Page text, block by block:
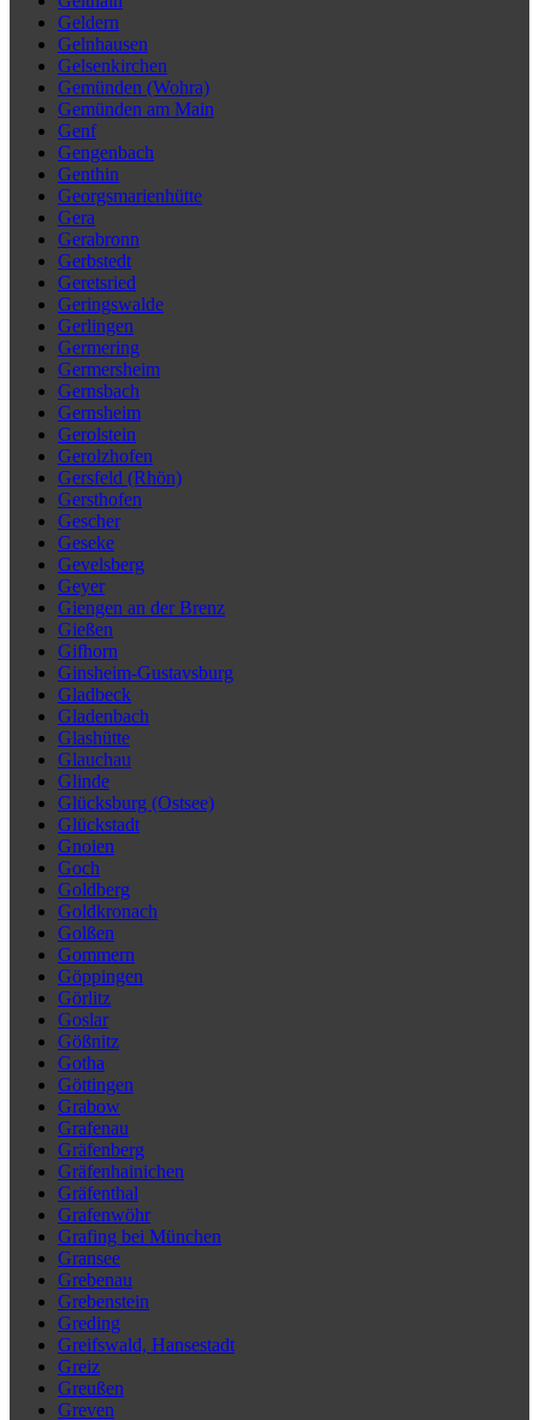
Geldern
Gelnhausen
Gelsenkirchen
Gemünden (Wohra)
Gemünden am Main
Genf
Gengenbach
Genthin
Georgsmarienhütte
Gera
Gerabronn
Gerbstedt
Geretsried
Geringswalde
Gerlingen
Germering
Germersheim
Gernsbach
Gernsheim
Gerolstein
Gerolzhofen
Gersfeld (Rhön)
Gersthofen
Gescher
Geseke
Gevelsberg
Geyer
Giengen an der Brenz
Gießen
Gifhorn
Ginsheim-Gustavsburg
Gladbeck
Gladenbach
Glashütte
Glauchau
Glinde
Glücksburg (Ostsee)
Glückstadt
Gnoien
Goch
Goldberg
Goldkronach
Golßen
Gommern
Göppingen
Görlitz
Goslar
Gößnitz
Gotha
Göttingen
Grabow
Grafenau
Gräfenberg
Gräfenhainichen
Gräfenthal
Grafenwöhr
Grafing bei München
Gransee
Grebenau
Grebenstein
Greding
Greifswald, Hansestadt
Greiz
Greußen
Greven